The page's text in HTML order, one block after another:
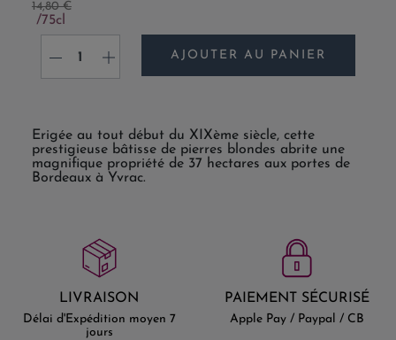
14,80 €
75cl
- + AJOUTER AU PANIER
Erigée au tout début du XIXème siècle, cette
prestigieuse bâtisse de pierres blondes abrite une
magnifique propriété de 37 hectares aux portes de
Bordeaux à Yvrac.
LIVRAISON
Délai d'Expédition moyen 7
jours
PAIEMENT SÉCURISÉ
Apple Pay / Paypal / CB